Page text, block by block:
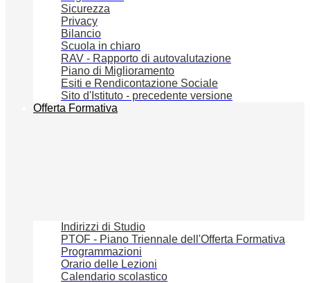
Sicurezza
Privacy
Bilancio
Scuola in chiaro
RAV - Rapporto di autovalutazione
Piano di Miglioramento
Esiti e Rendicontazione Sociale
Sito d'Istituto - precedente versione
Offerta Formativa
Indirizzi di Studio
PTOF - Piano Triennale dell'Offerta Formativa
Programmazioni
Orario delle Lezioni
Calendario scolastico